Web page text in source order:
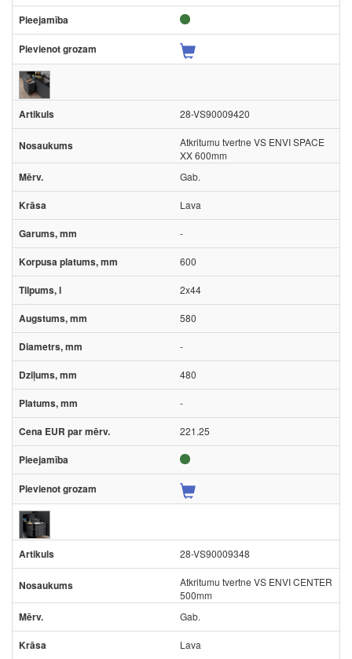
28-VS90009420
Atkritumu tvertne VS ENVI SPACE
XX 600mm
Gab.
Lava
-
600
2x44
580
-
480
-
221.25
28-VS90009348
Atkritumu tvertne VS ENVI CENTER
500mm
Gab.
Lava